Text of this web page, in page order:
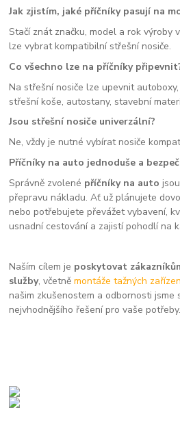
Jak zjistím, jaké příčníky pasují na
Stačí znát značku, model a rok výroby
lze vybrat kompatibilní střešní nosiče.
Co všechno lze na příčníky
Na střešní nosiče lze upevnit
střešní koše, autostany, stavební
Jsou střešní nosiče univerzální?
Ne, vždy je nutné vybírat nosiče
Příčníky na auto jednoduše a
Správně zvolené příčníky na auto
přepravu nákladu. Ať už plánujete
nebo potřebujete převážet vybavení,
usnadní cestování a zajistí pohodlí na
Naším cílem je poskytovat
služby, včetněmontáže tažných
našim zkušenostem a odbornosti jsme
nejvhodnějšího řešení pro vaše potřeby.